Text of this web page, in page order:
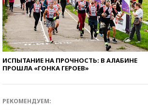
ИСПЫТАНИЕ НА ПРОЧНОСТЬ: В АЛАБИНЕ
ПРОШЛА «ГОНКА ГЕРОЕВ»
РЕКОМЕНДУЕМ: